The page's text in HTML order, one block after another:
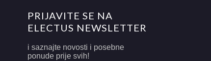
PRIJAVITE SE NA
ELECTUS NEWSLETTER
i saznajte novosti i posebne
ponude prije svih!